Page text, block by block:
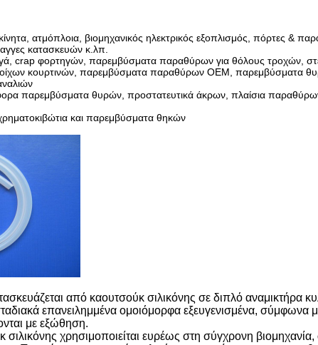
ατμόπλοια, βιομηχανικός ηλεκτρικός εξοπλισμός, πόρτες &
κατασκευών κ.λπ.
crap φορτηγών, παρεμβύσματα παραθύρων για θόλους τροχών,
κουρτινών, παρεμβύσματα παραθύρων OEM, παρεμβύσματα
παρεμβύσματα θυρών, προστατευτικά άκρων, πλαίσια
και παρεμβύσματα θηκών
από καουτσούκ σιλικόνης σε διπλό αναμικτήρα
επανειλημμένα ομοιόμορφα εξευγενισμένα, σύμφωνα
με εξώθηση.
χρησιμοποιείται ευρέως στη σύγχρονη βιομηχανία,